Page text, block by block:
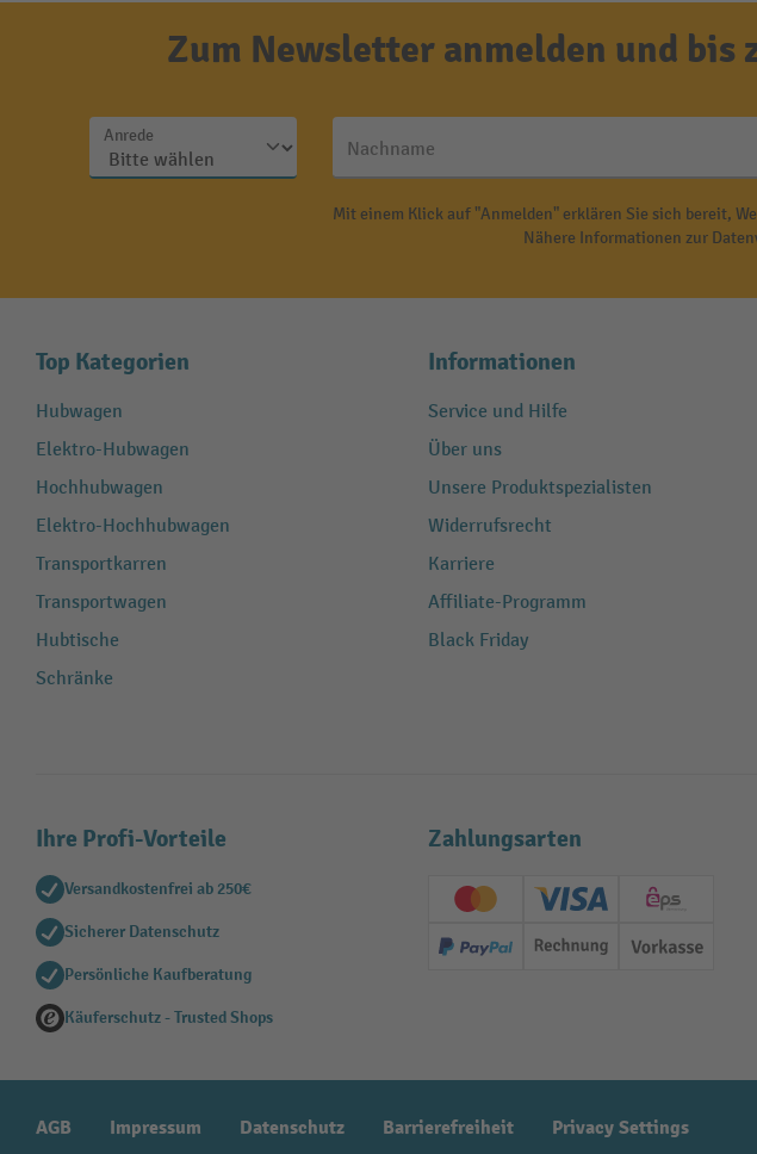
Zum Newsletter anmelden und bis
Anrede
Nachname
Mit einem Klick auf "Anmelden" erklären Sie sich bereit,
Nähere Informationen zur
Top Kategorien
Hubwagen
Elektro-Hubwagen
Hochhubwagen
Elektro-Hochhubwagen
Transportkarren
Transportwagen
Hubtische
Schränke
Informationen
Service und Hilfe
Über uns
Unsere Produktspezialisten
Widerrufsrecht
Karriere
Affiliate-Programm
Black Friday
Ihre Profi-Vorteile
Versandkostenfrei ab 250€
Sicherer Datenschutz
Persönliche Kaufberatung
Käuferschutz - Trusted Shops
Zahlungsarten
Creditcard (Master)Creditcard (Visa)
EPS
PayPal Rechnung Vorkasse
AGB Impressum Datenschutz Barrierefreiheit Privacy Settings